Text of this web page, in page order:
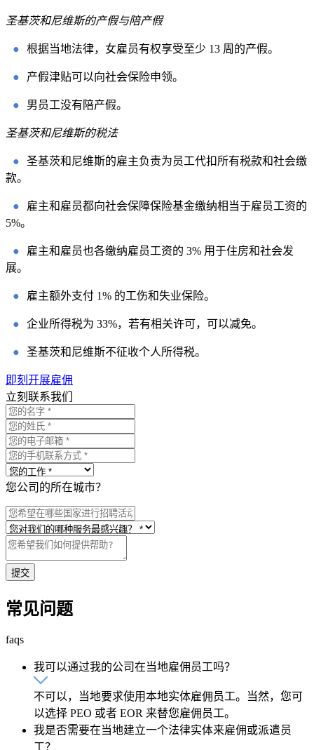
圣基茨和尼维斯的产假与陪产假
● 根据当地法律，女雇员有权享受至少 13 周的产假。
● 产假津贴可以向社会保险申领。
● 男员工没有陪产假。
圣基茨和尼维斯的税法
●
圣基茨和尼维斯的雇主负责为员工代扣所有税款和社会缴
款。
●
雇主和雇员都向社会保障保险基金缴纳相当于雇员工资的
5%。
●
雇主和雇员也各缴纳雇员工资的 3% 用于住房和社会发
展。
● 雇主额外支付 1% 的工伤和失业保险。
● 企业所得税为 33%，若有相关许可，可以减免。
● 圣基茨和尼维斯不征收个人所得税。
即刻开展雇佣
立刻联系我们
您公司的所在城市？
提交
常见问题
faqs
我可以通过我的公司在当地雇佣员工吗？
不可以，当地要求使用本地实体雇佣员工。当然，您可
以选择 PEO 或者 EOR 来替您雇佣员工。
我是否需要在当地建立一个法律实体来雇佣或派遣员
工？